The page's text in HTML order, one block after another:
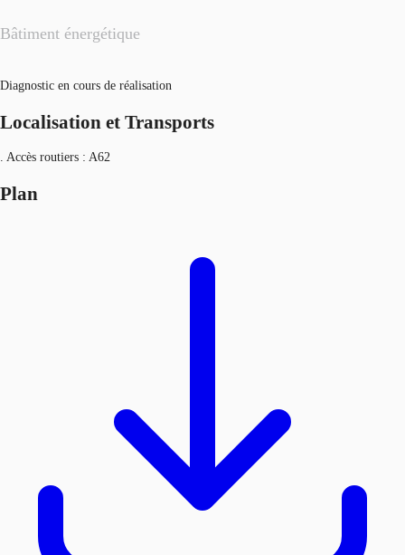
Bâtiment énergétique
Diagnostic en cours de réalisation
Localisation et Transports
. Accès routiers : A62
Plan